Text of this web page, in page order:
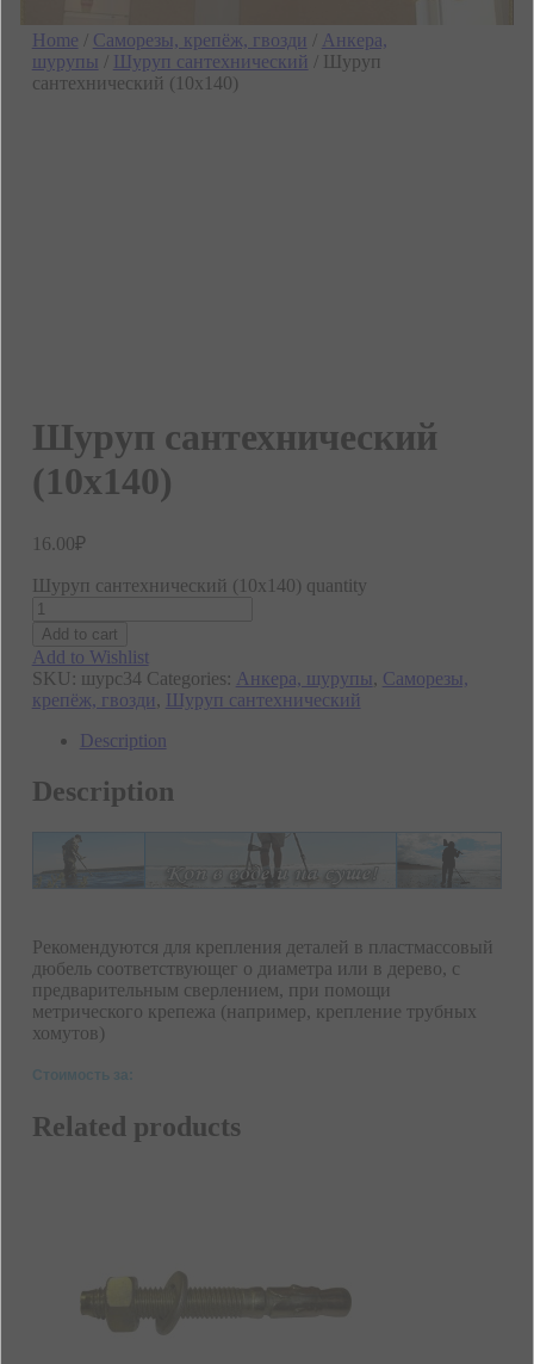
Home / Саморезы, крепёж, гвозди / Анкера,
шурупы / Шуруп сантехнический / Шуруп
сантехнический (10х140)
Шуруп сантехнический
(10х140)
16.00₽
Шуруп сантехнический (10х140) quantity
Add to cart
Add to Wishlist
SKU: шурс34 Categories: Анкера, шурупы, Саморезы,
крепёж, гвозди, Шуруп сантехнический
Description
Description
Рекомендуются для крепления деталей в пластмассовый
дюбель соответствующег о диаметра или в дерево, с
предварительным сверлением, при помощи
метрического крепежа (например, крепление трубных
хомутов)
Стоимость за:
Related products